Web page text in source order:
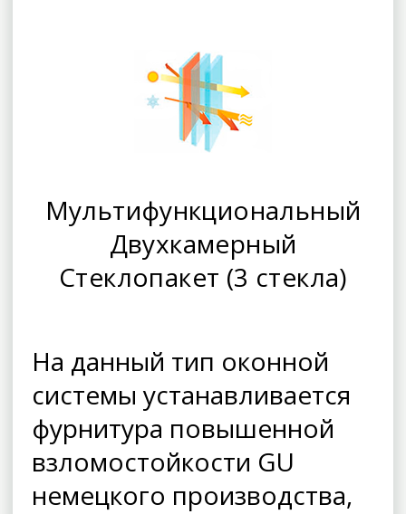
Мультифункциональный
Двухкамерный
Стеклопакет (3 стекла)
На данный тип оконной
системы устанавливается
фурнитура повышенной
взломостойкости GU
немецкого производства,